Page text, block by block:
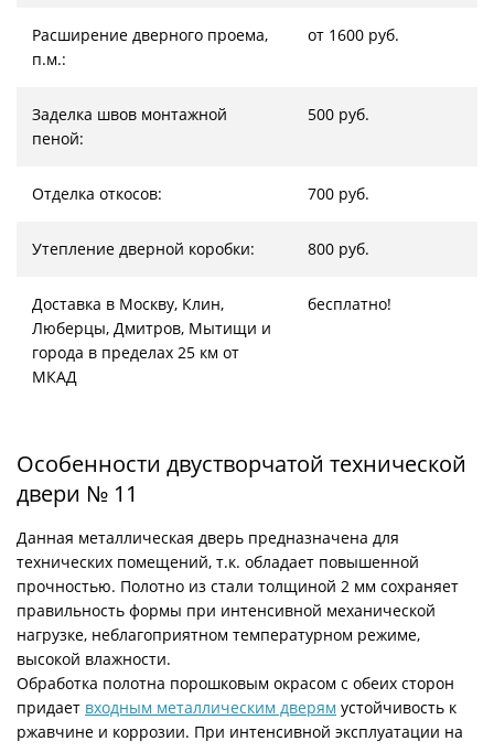
Расширение дверного проема,
п.м.:
от 1600 руб.
Заделка швов монтажной
пеной:
500 руб.
Отделка откосов: 700 руб.
Утепление дверной коробки: 800 руб.
Доставка в Москву, Клин,
Люберцы, Дмитров, Мытищи и
города в пределах 25 км от
МКАД
бесплатно!
Особенности двустворчатой технической
двери № 11
Данная металлическая дверь предназначена для
технических помещений, т.к. обладает повышенной
прочностью. Полотно из стали толщиной 2 мм сохраняет
правильность формы при интенсивной механической
нагрузке, неблагоприятном температурном режиме,
высокой влажности.
Обработка полотна порошковым окрасом с обеих сторон
придает входным металлическим дверям устойчивость к
ржавчине и коррозии. При интенсивной эксплуатации на